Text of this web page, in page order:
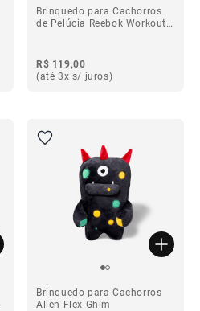
Brinquedo para Cachorros
de Pelúcia Reebok Workout
R$ 119,00
(até 3x s/ juros)
Brinquedo para Cachorros
Alien Flex Ghim